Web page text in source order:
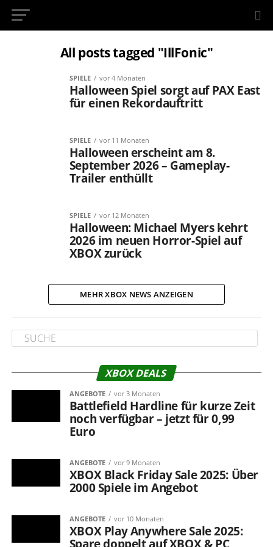
InsideXbox.de
All posts tagged "IllFonic"
SPIELE vor 4 Monaten
Halloween Spiel sorgt auf PAX East
für einen Rekordauftritt
SPIELE vor 11 Monaten
Halloween erscheint am 8.
September 2026 – Gameplay-
Trailer enthüllt
SPIELE vor 12 Monaten
Halloween: Michael Myers kehrt
2026 im neuen Horror-Spiel auf
XBOX zurück
MEHR XBOX NEWS ANZEIGEN
XBOX DEALS
ANGEBOTE vor 3 Monaten
Battlefield Hardline für kurze Zeit
noch verfügbar – jetzt für 0,99
Euro
ANGEBOTE vor 9 Monaten
XBOX Black Friday Sale 2025: Über
2000 Spiele im Angebot
ANGEBOTE vor 10 Monaten
XBOX Play Anywhere Sale 2025:
Spare doppelt auf XBOX & PC